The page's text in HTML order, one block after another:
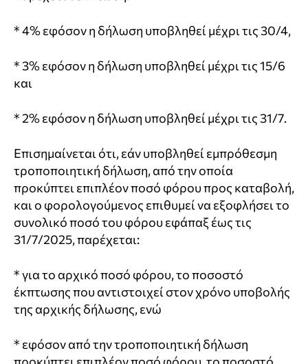
* 4% εφόσον η δήλωση υποβληθεί μέχρι τις 30/4,
* 3% εφόσον η δήλωση υποβληθεί μέχρι τις 15/6
και
* 2% εφόσον η δήλωση υποβληθεί μέχρι τις 31/7.
Επισημαίνεται ότι, εάν υποβληθεί εμπρόθεσμη
τροποποιητική δήλωση, από την οποία
προκύπτει επιπλέον ποσό φόρου προς καταβολή,
και ο φορολογούμενος επιθυμεί να εξοφλήσει το
συνολικό ποσό του φόρου εφάπαξ έως τις
31/7/2025, παρέχεται:
* για το αρχικό ποσό φόρου, το ποσοστό
έκπτωσης που αντιστοιχεί στον χρόνο υποβολής
της αρχικής δήλωσης, ενώ
* εφόσον από την τροποποιητική δήλωση